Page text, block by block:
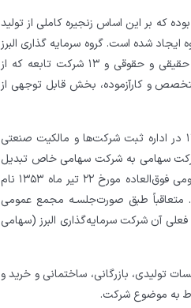
که بر این اساس زنجیره کاملی از تولید
شده است. گروه سرمایه گذاری البرز
به عنوان اولین شرکت سرمایه گذاری پذیرفته شده در بورس اوراق بهادار با بیش از ۱۸۰۰۰ سهامدار حقیقی و حقوقی و ۱۳ شرکت تابعه که از
بهادار می‌باشند و بیش از ۳۲۰۰ نفرنیروی انسانی متخصص و کارآزموده، بخش قابل توجهی از
شرکت سرمایه‌گذاری البرز (سهامی عام) ابتدا در سوّم دیماه ۱۳۴۵ بنام شرکت یکدل طی شماره ۱۱۱۶۸ در اداره ثبت شرکت‌ها و مالکیت صنعتی
مجمع عمومی فوق‌العاده مورخ ۲۷/۸/۱۳۵۰، نوع آن از شرکت سهامی به شرکت سهامی خاص تبدیل
گردیده و نام آن به شرکت سهامی خاص یکدل اصلاح شده است. به استناد صورت جلسه مجمع عمومی فوق‌العاده مورخ ۲۲ تیر ماه ۱۳۵۳ نام
طبق صورت‌جلسـه مجمع عمومی
و نام فعلی آن شرکت سرمایه‌گذاری البرز (سهامی
تولیدی، بازرگانی، ساختمانی و خرید و
به موضوع شرکت.